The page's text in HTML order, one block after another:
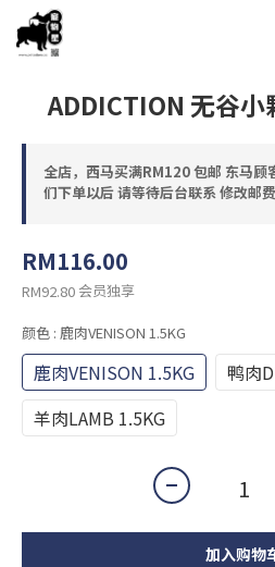
ADDICTION 无谷
全店，西马买满RM120 包邮 东马顾
们下单以后 请等待后台联系 修改邮
RM116.00
RM92.80 会员独享
颜色 : 鹿肉VENISON 1.5KG
鹿肉VENISON 1.5KG
鸭肉
羊肉LAMB 1.5KG
加入购物